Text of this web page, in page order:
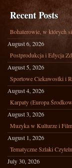
Recent Posts
Bohaterowie, w których
August 6, 2026
Postprodukcja i Edycja
August 5, 2026
Sportowe Ciekawostki i
August 4, 2026
Karpaty (Europa
August 3, 2026
Muzyka w Kulturze i
August 1, 2026
Tematyczne Szlaki
July 30, 2026